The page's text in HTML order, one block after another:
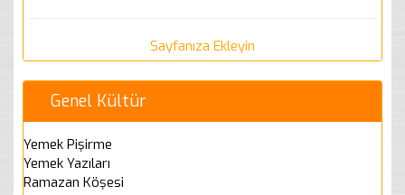
Sayfanıza Ekleyin
Genel Kültür
Yemek Pişirme
Yemek Yazıları
Ramazan Köşesi